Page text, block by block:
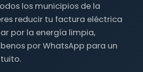
los municipios de la
reducir tu factura eléctrica
por la energía limpia,
por WhatsApp para un